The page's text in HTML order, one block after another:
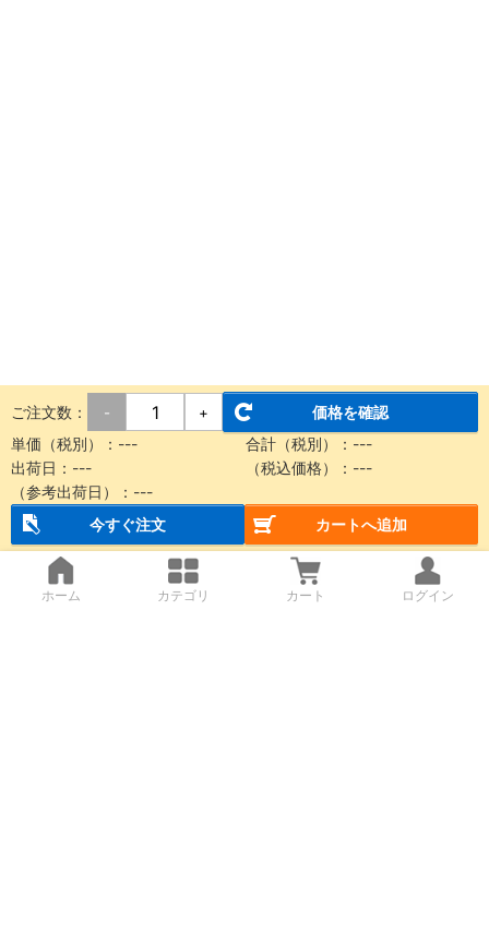
ご注文数： - +
価格を確認
単価（税別）： --- 合計（税別）： ---
出荷日： --- （税込価格）： ---
（参考出荷日）： ---
今すぐ注文
カートへ追加
ホーム カテゴリ カート ログイン